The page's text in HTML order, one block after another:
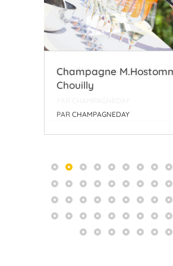
Champagne
Chouilly
PAR CHAMPAGNEDAY